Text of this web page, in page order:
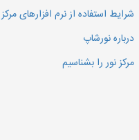
شرایط استفاده از نرم افزارهای مرکز
درباره نورشاپ
مرکز نور را بشناسیم